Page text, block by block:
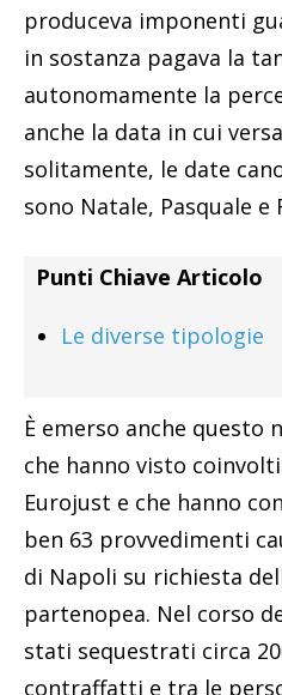
produceva imponenti
in sostanza pagava la
autonomamente la
anche la data in cui
solitamente, le date
sono Natale, Pasquale e
Punti Chiave Articolo
Le diverse tipologie
È emerso anche questo
che hanno visto
Eurojust e che hanno
ben 63 provvedimenti
di Napoli su richiesta
partenopea. Nel corso
stati sequestrati circa
contraffatti e tra le